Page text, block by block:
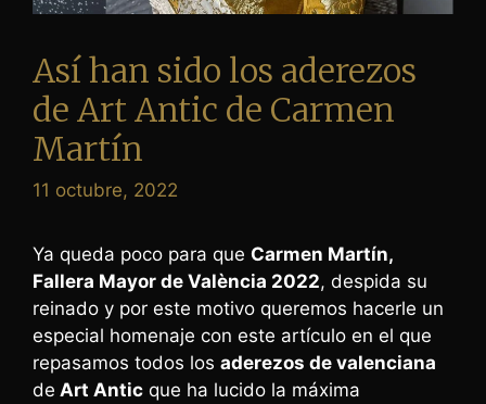
Así han sido los aderezos
de Art Antic de Carmen
Martín
11 octubre, 2022
Ya queda poco para que Carmen Martín,
Fallera Mayor de València 2022, despida su
reinado y por este motivo queremos hacerle un
especial homenaje con este artículo en el que
repasamos todos los aderezos de valenciana
de Art Antic que ha lucido la máxima